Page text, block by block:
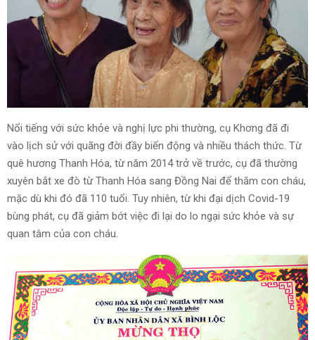
Nổi tiếng với sức khỏe và nghị lực phi thường, cụ Khơng đã đi
vào lịch sử với quãng đời đầy biến động và nhiều thách thức. Từ
quê hương Thanh Hóa, từ năm 2014 trở về trước, cụ đã thường
xuyên bắt xe đò từ Thanh Hóa sang Đồng Nai để thăm con cháu,
mặc dù khi đó đã 110 tuổi. Tuy nhiên, từ khi đại dịch Covid-19
bùng phát, cụ đã giảm bớt việc đi lại do lo ngại sức khỏe và sự
quan tâm của con cháu.